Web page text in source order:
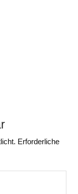
Erforderliche